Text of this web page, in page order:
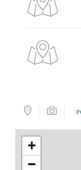
+
−